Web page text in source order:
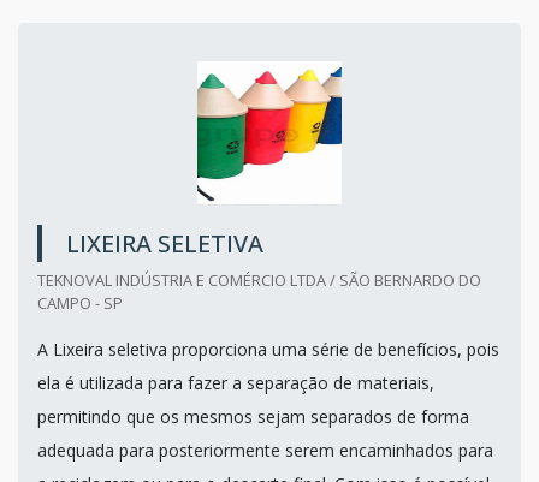
LIXEIRA SELETIVA
TEKNOVAL INDÚSTRIA E COMÉRCIO LTDA / SÃO BERNARDO DO
CAMPO - SP
A Lixeira seletiva proporciona uma série de benefícios, pois
ela é utilizada para fazer a separação de materiais,
permitindo que os mesmos sejam separados de forma
adequada para posteriormente serem encaminhados para